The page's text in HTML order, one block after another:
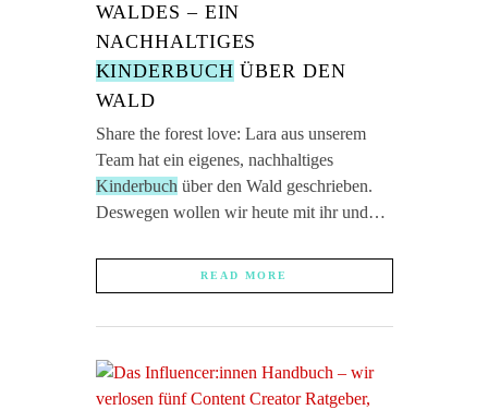
WALDES – EIN
NACHHALTIGES
KINDERBUCH ÜBER DEN
WALD
Share the forest love: Lara aus unserem
Team hat ein eigenes, nachhaltiges
Kinderbuch über den Wald geschrieben.
Deswegen wollen wir heute mit ihr und…
READ MORE